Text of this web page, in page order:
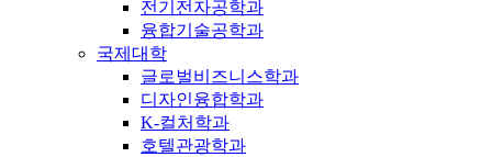
전기전자공학과
융합기술공학과
국제대학
글로벌비즈니스학과
디자인융합학과
K-컬처학과
호텔관광학과